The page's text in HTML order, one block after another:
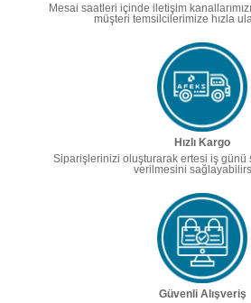
Mesai saatleri içinde iletişim
müşteri temsilcilerimize hızla
Hızlı Kargo
Siparişlerinizi oluşturarak ertesi iş günü
verilmesini
Güvenli Alışveriş